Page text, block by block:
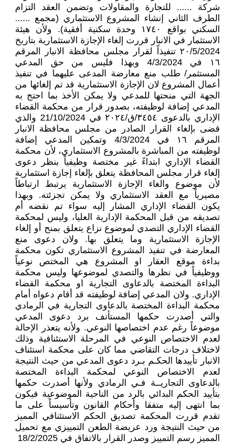
شركة ...... للتجارة والمقاولات وتضمن العقد التزام
الطرف الثاني إنشاء المشروع الاستثماري (مجمع ......
السكني بواقع ١٧٤٠ وحدة سكنية أفقية). ولأن هيئة
الاستثمار في الانبار قررت إلغاء الإجازة الاستثمارية بتاريخ
٢٠/5/2024 تنفيذاً لقرار مجلس محافظة الانبار المرقم
١٦ في 4/3/2024 وبهذا فليس من حق المدعي
المستثمر/ طلب منع معارضة المدعى عليهما في تنفيذ
أعمال المشروع لان الإجازة الاستثمارية قد تم إلغائها من
الجهة التي منحتها للمدعي ولا يمكن الأخذ بما احتج به
المدعي إضافة لوظيفته، بصدور قرار من محكمة القضاء
الإداري بالدعوى ٣٤٥٤/ق/٢٠٢٤ في 21/10/2024 والذي
قضى بإلغاء القرار الصادر من مجلس محافظة الانبار
المرقم ١٦ في 4/3/2024 وتمكين المدعي إضافة
لوظيفته من المباشرة بالمشروع الاستثماري، لأن محكمة
القضاء الإداري ابتداءً غير مختصة وظيفياً بنظر دعوى
إلغاء قرار مجلس المحافظة يتعلق بإلغاء إجازة استثمارية
لأن موضوع والغاء الإجازة الاستثمارية يرتبط ارتباطاً
مصيرياً مع العقد الاستثماري ولا يمكن تجزئته. وبهذا
يكون القضاء الإداري المشار إليه سواء تم نقضه أم
تصديقه من قبل المحكمة الإدارية العليا، وليس لمحكمة
القضاء الإداري التصدي لموضوع نزاع يتعلق بمنح أو إلغاء
الإجازة الاستثمارية وما يتعلق بها. ولان دعوى منع
المعارضة في تنفيذ المشروع الاستثماري تكون محكمة
بداءة موقع العقار او المشروع هي المختص نوعياً
ووظيفياً في نظرها والتصدي لموضوعها وليس محكمة
البداءة المختصة بالدعاوى التجارية او محكمة القضاء
الإداري. ولان المدعي إضافة لوظيفته قد أقام دعواه أمام
محكمة البداءة المختصة بالدعاوى التجارية في الرمادي
والتي أصدرت حكمها المستأنف برد دعوى المدعي
موضوعاً رغم عدم اختصاصها النوعي. ولأنه يتعذر الإحالة
لعدم الاختصاص النوعي في المرحلة الاستئنافية وذلك
لاختلاف درجات التقاضي مما كان على محكمة استئناف
الانبار تأييدها الحكـم بـرد دعوى المدعي من حيث النتيجة
لعدم الاختصاص النوعي لمحكمة البداءة المختصة
بالدعاوى التجاريــة فـي الرمادي ولأنها أصدرت حكمها
بتأييد الحكم البدائي بالرد من الناحية الموضوعية فيكون
بما انتهى إليه متفقا وأحكام القانون وتأسيساً على ما
تقدم قررت المحكمة تصديق الحكم الاستئنافي المميز
من حيث النتيجة ورد عريضة الطعن التمييزي مع تحميل
المميز رسم التمييز وصدر القرار بالاتفاق في 18/2/2025